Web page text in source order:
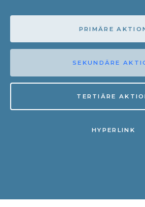
PRIMÄRE
SEKUNDÄRE
TERTIÄRE
HYPERLINK